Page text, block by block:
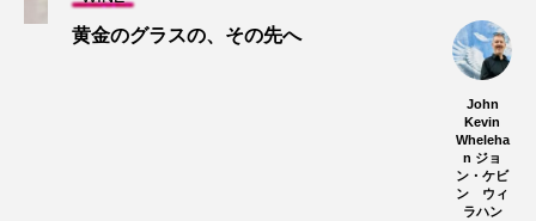
黄金のグラスの、その先へ
John
Kevin
Wheleha
n ジョ
ン・ケビ
ン ウィ
ラハン